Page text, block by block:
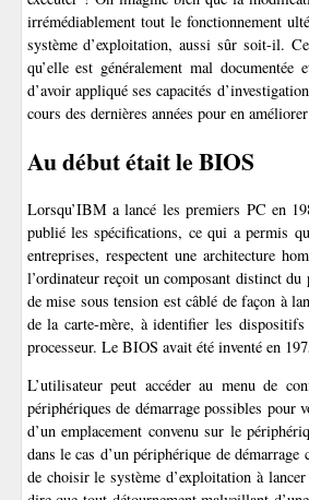
irrémédiablement tout le fonctionnement
système d’exploitation, aussi sûr soit-il.
qu’elle est généralement mal
d’avoir appliqué ses capacités
cours des dernières années pour en
Au début était le BIOS
Lorsqu’IBM a lancé les premiers PC en
publié les spécifications, ce qui a permis
entreprises, respectent une architecture
l’ordinateur reçoit un composant distinct du
de mise sous tension est câblé de façon à
de la carte-mère, à identifier les
processeur. Le BIOS avait été inventé en
L’utilisateur peut accéder au menu de
périphériques de démarrage possibles
d’un emplacement convenu sur le
dans le cas d’un périphérique de
de choisir le système d’exploitation à